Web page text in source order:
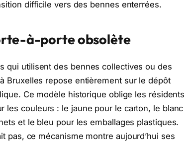
difficile vers des bennes enterrées.
à-porte obsolète
qui utilisent des bennes collectives ou des
Bruxelles repose entièrement sur le dépôt
Ce modèle historique oblige les résidents
les couleurs : le jaune pour le carton, le blanc
et le bleu pour les emballages plastiques.
pas, ce mécanisme montre aujourd’hui ses